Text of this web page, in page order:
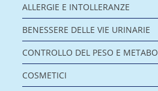
ALLERGIE E INTOLLERANZE
BENESSERE DELLE VIE URINARIE
CONTROLLO DEL PESO E
COSMETICI